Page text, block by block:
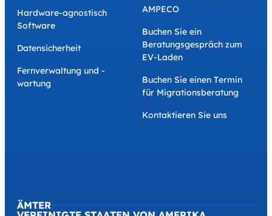
ÄMTER
Hardware-agnostisch
Software
Datensicherheit
Fernverwaltung und -
wartung
AMPECO
Buchen Sie ein
Beratungsgespräch zum
EV-Laden
Buchen Sie einen Termin
für Migrationsberatung
Kontaktieren Sie uns